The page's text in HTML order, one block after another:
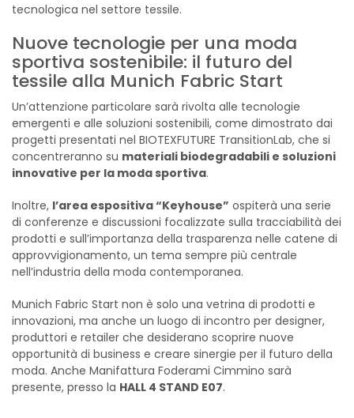
tecnologica nel settore tessile.
Nuove tecnologie per una moda
sportiva sostenibile: il futuro del
tessile alla Munich Fabric Start
Un’attenzione particolare sarà rivolta alle tecnologie
emergenti e alle soluzioni sostenibili, come dimostrato dai
progetti presentati nel BIOTEXFUTURE TransitionLab, che si
concentreranno su materiali biodegradabili e soluzioni
innovative per la moda sportiva​.
Inoltre, l’area espositiva “Keyhouse” ospiterà una serie
di conferenze e discussioni focalizzate sulla tracciabilità dei
prodotti e sull’importanza della trasparenza nelle catene di
approvvigionamento, un tema sempre più centrale
nell’industria della moda contemporanea​.
Munich Fabric Start non è solo una vetrina di prodotti e
innovazioni, ma anche un luogo di incontro per designer,
produttori e retailer che desiderano scoprire nuove
opportunità di business e creare sinergie per il futuro della
moda​. Anche Manifattura Foderami Cimmino sarà
presente, presso la HALL 4 STAND E07.